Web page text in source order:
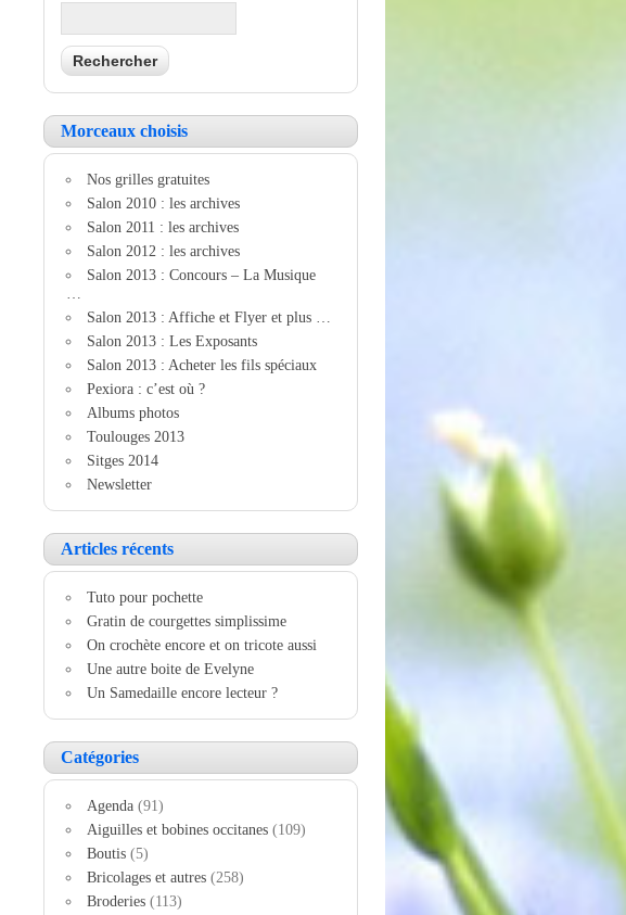
Morceaux choisis
Nos grilles gratuites
Salon 2010 : les archives
Salon 2011 : les archives
Salon 2012 : les archives
Salon 2013 : Concours – La Musique
Salon 2013 : Affiche et Flyer et plus …
Salon 2013 : Les Exposants
Salon 2013 : Acheter les fils spéciaux
Pexiora : c’est où ?
Albums photos
Toulouges 2013
Sitges 2014
Newsletter
Articles récents
Tuto pour pochette
Gratin de courgettes simplissime
On crochète encore et on tricote aussi
Une autre boite de Evelyne
Un Samedaille encore lecteur ?
Catégories
Agenda (91)
Aiguilles et bobines occitanes (109)
Boutis (5)
Bricolages et autres (258)
Broderies (113)